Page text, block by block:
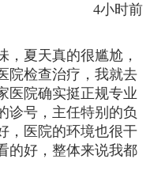
4小时前
，夏天真的很尴尬，
院检查治疗，我就去
医院确实挺正规专业
诊号，主任特别的负
，医院的环境也很干
的好，整体来说我都